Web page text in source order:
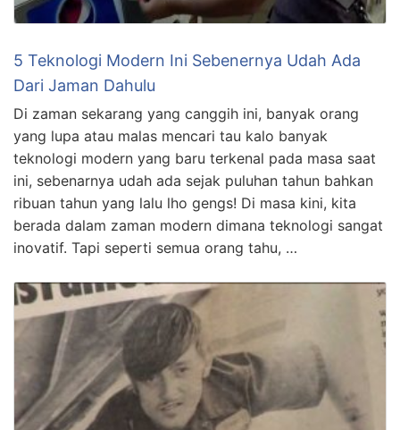
5 Teknologi Modern Ini Sebenernya Udah Ada
Dari Jaman Dahulu
Di zaman sekarang yang canggih ini, banyak orang
yang lupa atau malas mencari tau kalo banyak
teknologi modern yang baru terkenal pada masa saat
ini, sebenarnya udah ada sejak puluhan tahun bahkan
ribuan tahun yang lalu lho gengs! Di masa kini, kita
berada dalam zaman modern dimana teknologi sangat
inovatif. Tapi seperti semua orang tahu, …